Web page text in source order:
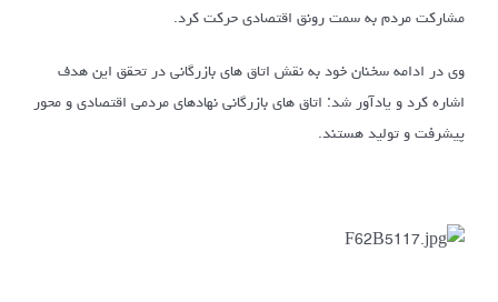
مشارکت مردم به سمت رونق اقتصادی حرکت کرد.
وی در ادامه سخنان خود به نقش اتاق های بازرگانی در تحقق این هدف
اشاره کرد و یادآور شد: اتاق های بازرگانی نهادهای مردمی اقتصادی و محور
پیشرفت و تولید هستند.